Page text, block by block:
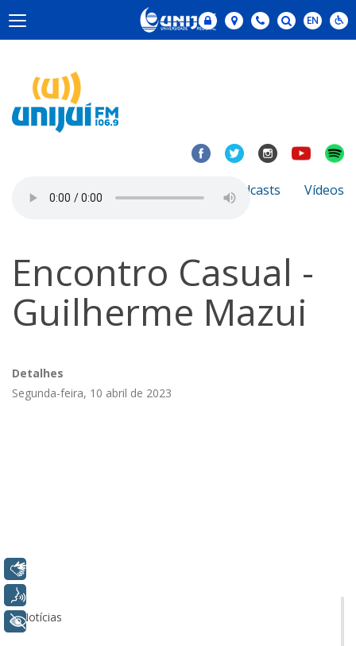
Notícias Podcasts Vídeos
Encontro Casual -
Guilherme Mazui
Detalhes
Segunda-feira, 10 abril de 2023
Notícias+ Acessibilidade